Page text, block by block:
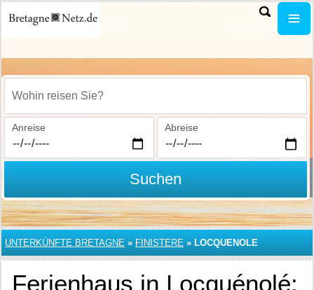
Wohin reisen Sie?
Anreise Abreise
Suchen
UNTERKÜNFTE BRETAGNE » FINISTERE » LOCQUENOLE
Ferienhaus in Locquénolé: